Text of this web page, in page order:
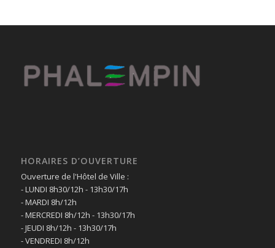
HORAIRES D’OUVERTURE
Ouverture de l'Hôtel de Ville :
- LUNDI 8h30/12h - 13h30/17h
- MARDI 8h/12h
- MERCREDI 8h/12h - 13h30/17h
- JEUDI 8h/12h - 13h30/17h
- VENDREDI 8h/12h